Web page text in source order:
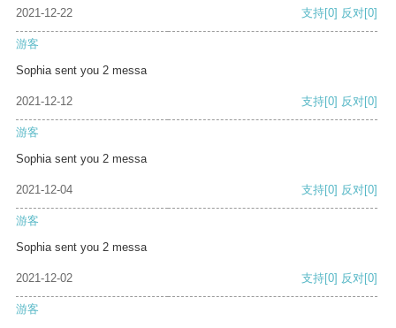
2021-12-22 支持[0] 反对[0]
游客
Sophia sent you 2 messa
2021-12-12 支持[0] 反对[0]
游客
Sophia sent you 2 messa
2021-12-04 支持[0] 反对[0]
游客
Sophia sent you 2 messa
2021-12-02 支持[0] 反对[0]
游客